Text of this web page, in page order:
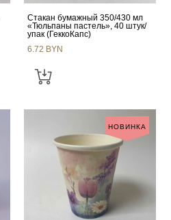
Стакан бумажный 350/430 мл
«Тюльпаны пастель», 40 штук/
упак (ГеккоКапс)
6.72 BYN
НОВИНКА